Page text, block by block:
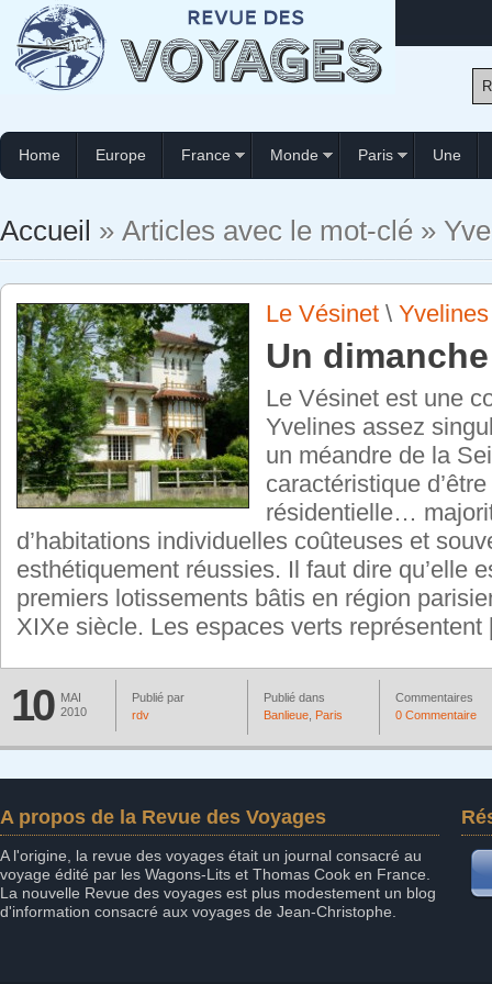
Home Europe France Monde Paris Une
Accueil » Articles avec le mot-clé »
Le Vésinet \ Yvelines
Un
Le Vésinet est une
Yvelines assez
un méandre de la
caractéristique
résidentielle…
d’habitations individuelles coûteuses et
esthétiquement réussies. Il faut dire qu’elle
premiers lotissements bâtis en région
XIXe siècle. Les espaces verts
10
MAI
2010
Publié par
rdv
Publié dans
Banlieue Paris
Commentaires
0 Commentaire
A propos de la Revue des Voyages
A l'origine, la revue des voyages était un journal consacré au
voyage édité par les Wagons-Lits et Thomas Cook en France.
La nouvelle Revue des voyages est plus modestement un blog
d'information consacré aux voyages de Jean-Christophe.